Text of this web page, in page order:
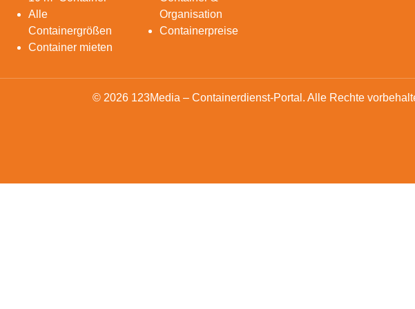
Alle
Containergrößen
Container mieten
Organisation
Containerpreise
© 2026 123Media – Containerdienst-Portal. Alle Rechte